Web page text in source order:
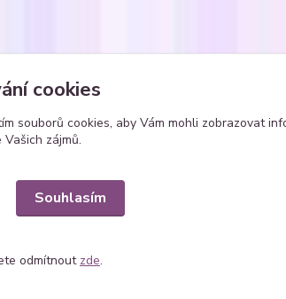
- vlepené
krystaly
kolečka -
cookies
souborů cookies, aby Vám mohli zobrazovat
zájmů.
Souhlasím
odmítnout zde.